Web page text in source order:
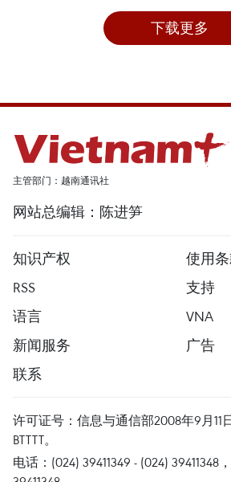
下载更多
主管部门：越南通讯社
网站总编辑：陈进笋
知识产权
使用
RSS
支持
语言
VNA
新闻服务
广告
联系
许可证号：信息与通信部2008年9月11
BTTTT。
电话：(024) 39411349 - (024) 39411348